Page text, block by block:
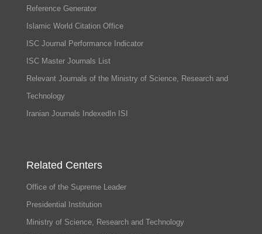
Reference Generator
Islamic World Citation Office
ISC Journal Performance Indicator
ISC Master Journals List
Relevant Journals of the Ministry of Science, Research and
Technology
Iranian Journals IndexedIn ISI
Related Centers
Office of the Supreme Leader
Presidential Institution
Ministry of Science, Research and Technology